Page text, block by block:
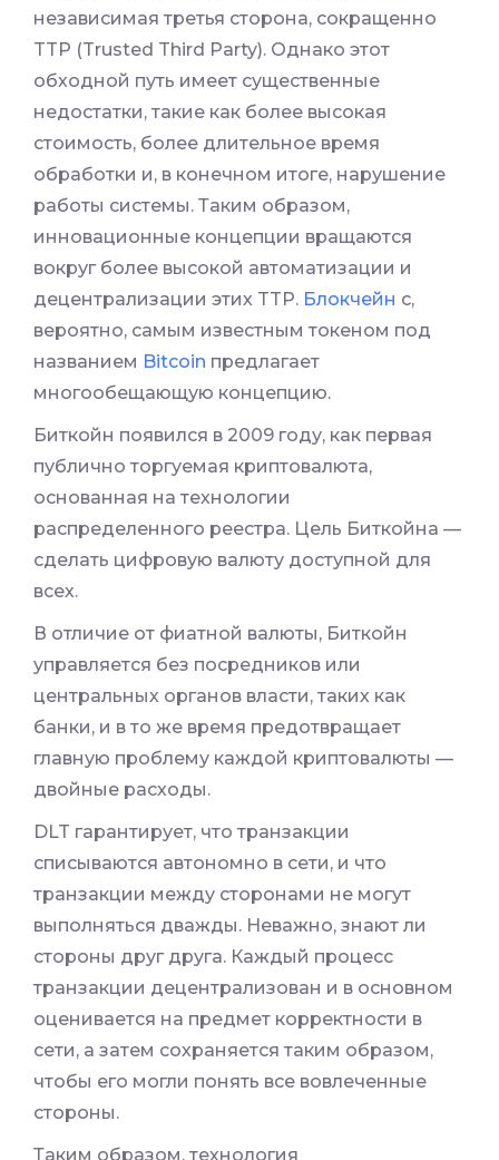
независимая третья сторона, сокращенно
TTP (Trusted Third Party). Однако этот
обходной путь имеет существенные
недостатки, такие как более высокая
стоимость, более длительное время
обработки и, в конечном итоге, нарушение
работы системы. Таким образом,
инновационные концепции вращаются
вокруг более высокой автоматизации и
децентрализации этих TTP. Блокчейн с,
вероятно, самым известным токеном под
названием Bitcoin предлагает
многообещающую концепцию.
Биткойн появился в 2009 году, как первая
публично торгуемая криптовалюта,
основанная на технологии
распределенного реестра. Цель Биткойна —
сделать цифровую валюту доступной для
всех.
В отличие от фиатной валюты, Биткойн
управляется без посредников или
центральных органов власти, таких как
банки, и в то же время предотвращает
главную проблему каждой криптовалюты —
двойные расходы.
DLT гарантирует, что транзакции
списываются автономно в сети, и что
транзакции между сторонами не могут
выполняться дважды. Неважно, знают ли
стороны друг друга. Каждый процесс
транзакции децентрализован и в основном
оценивается на предмет корректности в
сети, а затем сохраняется таким образом,
чтобы его могли понять все вовлеченные
стороны.
Таким образом, технология